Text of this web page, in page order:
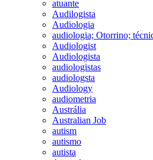
atuante
Audilogista
Audiologia
audiologia; Otorrino;
Audiologist
Audiologista
audiologistas
audiologsta
Audiology
audiometria
Austrália
Australian Job
autism
autismo
autista